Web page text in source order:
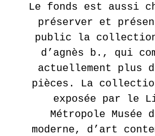
Le fonds est aussi
préserver et
public la
d’agnès b., qui
actuellement plus
pièces. La
exposée par le
Métropole Musée
moderne, d’art